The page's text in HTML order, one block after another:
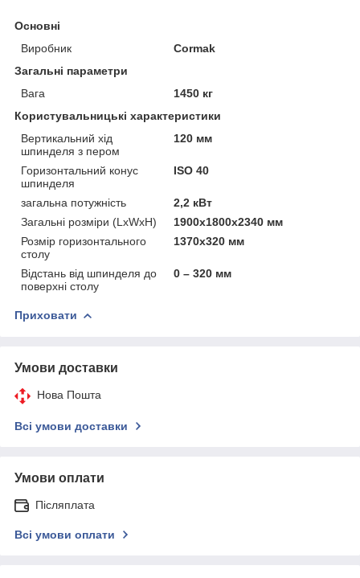
Основні
Виробник
Cormak
Загальні параметри
Вага
1450 кг
Користувальницькі характеристики
Вертикальний хід
шпинделя з пером
120 мм
Горизонтальний конус
шпинделя
ISO 40
загальна потужність
2,2 кВт
Загальні розміри (LxWxH)
1900x1800x2340 мм
Розмір горизонтального
столу
1370x320 мм
Відстань від шпинделя до
поверхні столу
0 – 320 мм
Приховати
Умови доставки
Нова Пошта
Всі умови доставки
Умови оплати
Післяплата
Всі умови оплати